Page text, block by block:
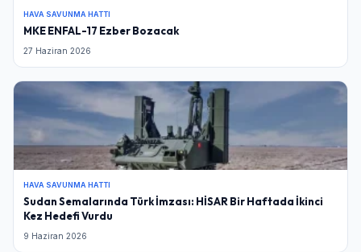
HAVA SAVUNMA HATTI
MKE ENFAL-17 Ezber Bozacak
27 Haziran 2026
HAVA SAVUNMA HATTI
Sudan Semalarında Türk İmzası: HİSAR Bir Haftada İkinci
Kez Hedefi Vurdu
9 Haziran 2026